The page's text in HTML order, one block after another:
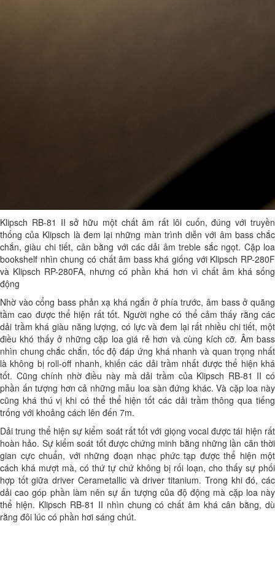
Klipsch RB-81 II sở hữu một chất âm rất lôi cuốn, đúng với truyền
thống của Klipsch là đem lại những màn trình diễn với âm bass chắc
chắn, giàu chi tiết, cân bằng với các dải âm treble sắc ngọt. Cặp loa
bookshelf nhìn chung có chất âm bass khá giống với Klipsch RP-280F
và Klipsch RP-280FA, nhưng có phần khá hơn vì chất âm khá sống
động
Nhờ vào cổng bass phản xạ khá ngắn ở phía trước, âm bass ở quãng
tầm cao được thể hiện rất tốt. Người nghe có thể cảm thấy rằng các
dải trầm khá giàu năng lượng, có lực và đem lại rất nhiều chi tiết, một
điều khó thấy ở những cặp loa giá rẻ hơn và cùng kích cỡ. Âm bass
nhìn chung chắc chắn, tốc độ đáp ứng khá nhanh và quan trọng nhất
là không bị roll-off nhanh, khiến các dải trầm nhất được thể hiện khá
tốt. Cũng chính nhờ điều này mà dải trầm của Klipsch RB-81 II có
phần ấn tượng hơn cả những mẫu loa sàn đứng khác. Và cặp loa này
cũng khá thú vị khi có thể thể hiện tốt các dải trầm thông qua tiếng
trống với khoảng cách lên đến 7m.
Dải trung thể hiện sự kiểm soát rất tốt với giọng vocal được tái hiện rất
hoàn hảo. Sự kiểm soát tốt được chứng minh bằng những lần căn thời
gian cực chuẩn, với những đoạn nhạc phức tạp được thể hiện một
cách khá mượt mà, có thứ tự chứ không bị rối loạn, cho thấy sự phối
hợp tốt giữa driver Cerametallic và driver titanium. Trong khi đó, các
dải cao góp phần làm nên sự ấn tượng của độ động mà cặp loa này
thể hiện. Klipsch RB-81 II nhìn chung có chất âm khá cân bằng, dù
rằng đôi lúc có phần hơi sáng chút.